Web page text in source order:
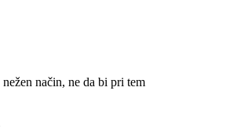
način, ne da bi pri tem